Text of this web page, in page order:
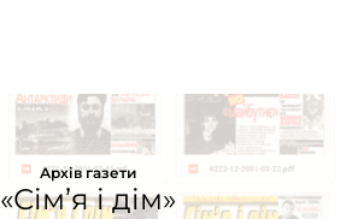
Архів газети
«Сім’я і дім»